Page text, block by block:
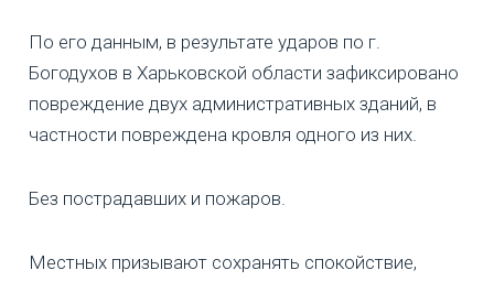
По его данным, в результате ударов по г.
Богодухов в Харьковской области зафиксировано
повреждение двух административных зданий, в
частности повреждена кровля одного из них.
Без пострадавших и пожаров.
Местных призывают сохранять спокойствие,